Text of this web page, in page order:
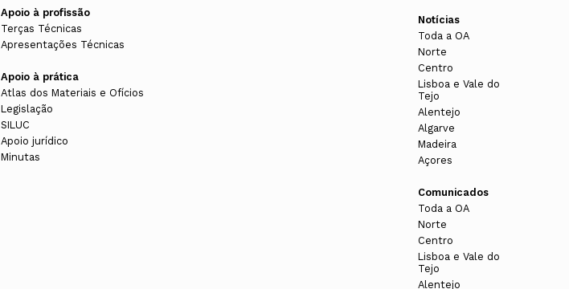
Apoio à profissão
Terças Técnicas
Apresentações Técnicas
Apoio à prática
Atlas dos Materiais e Ofícios
Legislação
SILUC
Apoio jurídico
Minutas
Notícias
Toda a OA
Norte
Centro
Lisboa e Vale do
Tejo
Alentejo
Algarve
Madeira
Açores
Comunicados
Toda a OA
Norte
Centro
Lisboa e Vale do
Tejo
Alentejo